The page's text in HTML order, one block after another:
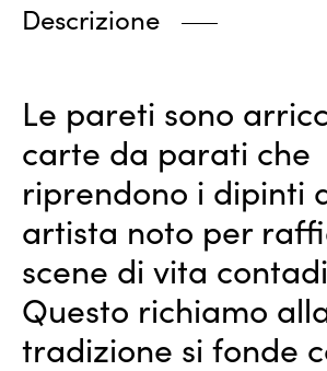
Descrizione
Le pareti sono
carte da parati che
riprendono i dipinti
artista noto per
scene di vita
Questo richiamo
tradizione si fonde